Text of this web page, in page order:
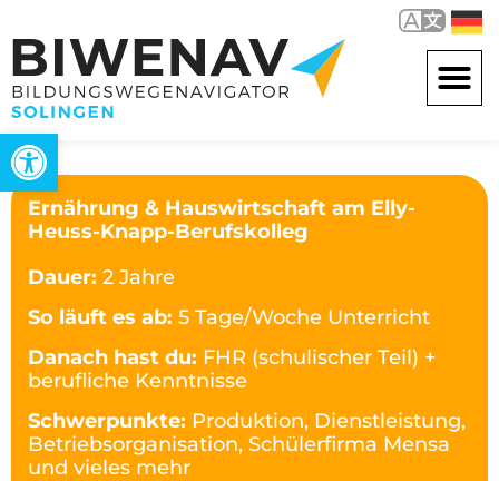
Werkzeugleiste öffnen
Ernährung & Hauswirtschaft am Elly-
Heuss-Knapp-Berufskolleg
Dauer: 2 Jahre
So läuft es ab: 5 Tage/Woche Unterricht
Danach hast du: FHR (schulischer Teil) +
berufliche Kenntnisse
Schwerpunkte: Produktion, Dienstleistung,
Betriebsorganisation, Schülerfirma Mensa
und vieles mehr